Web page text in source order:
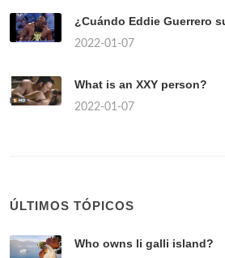
¿Cuándo Eddie Guerrero
2022-01-07
What is an XXY person?
2022-01-07
ÚLTIMOS TÓPICOS
Who owns li galli island?